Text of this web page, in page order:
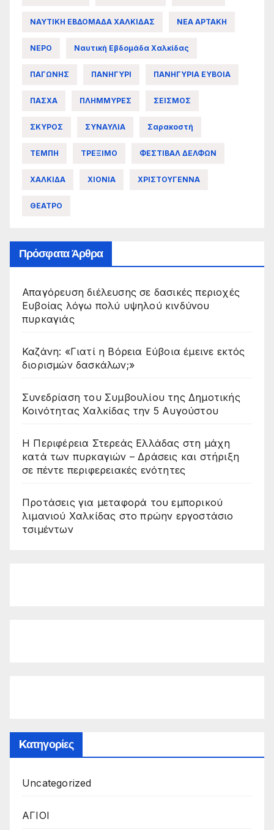
ΝΑΥΤΙΚΗ ΕΒΔΟΜΑΔΑ ΧΑΛΚΙΔΑΣ ΝΕΑ ΑΡΤΑΚΗ
ΝΕΡΟ Ναυτική Εβδομάδα Χαλκίδας
ΠΑΓΩΝΗΣ ΠΑΝΗΓΥΡΙ ΠΑΝΗΓΥΡΙΑ ΕΥΒΟΙΑ
ΠΑΣΧΑ ΠΛΗΜΜΥΡΕΣ ΣΕΙΣΜΟΣ
ΣΚΥΡΟΣ ΣΥΝΑΥΛΙΑ Σαρακοστή
ΤΕΜΠΗ ΤΡΕΞΙΜΟ ΦΕΣΤΙΒΑΛ ΔΕΛΦΩΝ
ΧΑΛΚΙΔΑ ΧΙΟΝΙΑ ΧΡΙΣΤΟΥΓΕΝΝΑ
ΘΕΑΤΡΟ
Πρόσφατα Άρθρα
Απαγόρευση διέλευσης σε δασικές περιοχές
Ευβοίας λόγω πολύ υψηλού κινδύνου
πυρκαγιάς
Καζάνη: «Γιατί η Βόρεια Εύβοια έμεινε εκτός
διορισμών δασκάλων;»
Συνεδρίαση του Συμβουλίου της Δημοτικής
Κοινότητας Χαλκίδας την 5 Αυγούστου
Η Περιφέρεια Στερεάς Ελλάδας στη μάχη
κατά των πυρκαγιών – Δράσεις και στήριξη
σε πέντε περιφερειακές ενότητες
Προτάσεις για μεταφορά του εμπορικού
λιμανιού Χαλκίδας στο πρώην εργοστάσιο
τσιμέντων
Kατηγορίες
Uncategorized
ΑΓΙΟΙ